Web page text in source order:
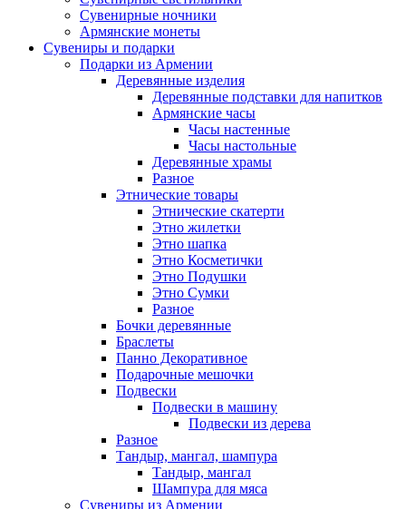
Сувенирные ночники
Армянские монеты
Сувениры и подарки
Подарки из Армении
Деревянные изделия
Деревянные подставки для напитков
Армянские часы
Часы настенные
Часы настольные
Деревянные храмы
Разное
Этнические товары
Этнические скатерти
Этно жилетки
Этно шапка
Этно Косметички
Этно Подушки
Этно Сумки
Разное
Бочки деревянные
Браслеты
Панно Декоративное
Подарочные мешочки
Подвески
Подвески в машину
Подвески из дерева
Разное
Тандыр, мангал, шампура
Тандыр, мангал
Шампура для мяса
Сувениры из Армении